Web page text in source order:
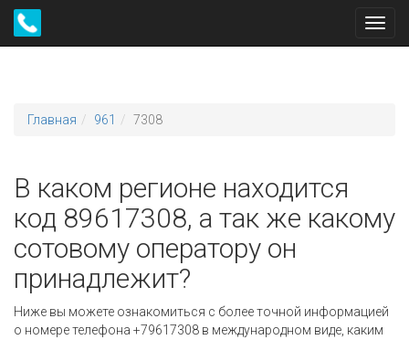
Главная 961 7308
В каком регионе находится
код 89617308, а так же какому
сотовому оператору он
принадлежит?
Ниже вы можете ознакомиться с более точной информацией
о номере телефона +79617308 в международном виде, каким